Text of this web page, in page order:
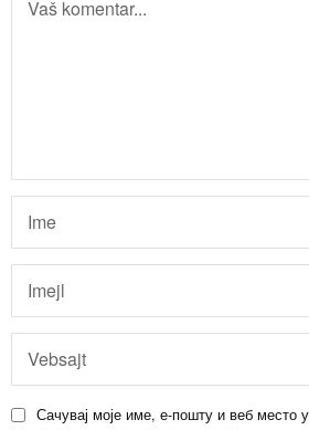
Сачувај моје име, е-пошту и веб место